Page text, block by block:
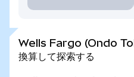
Wells Fargo (Ondo
換算して探索する